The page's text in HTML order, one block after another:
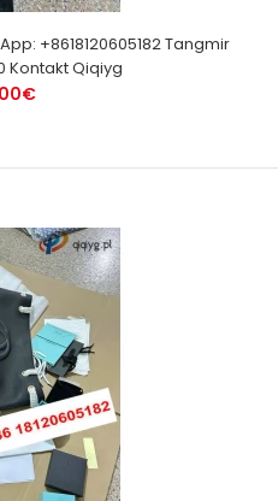
+8618120605182 Tangmir
Kontakt Qiqiyg